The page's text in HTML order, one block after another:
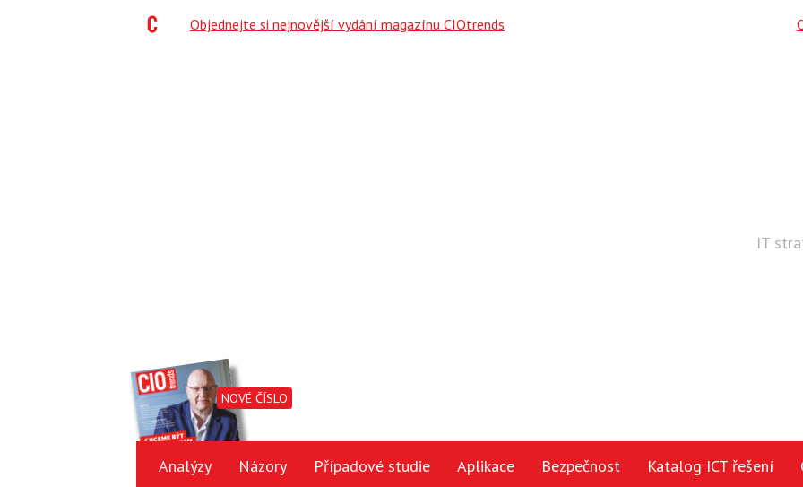
NOVÉ ČÍSLO
IT
Analýzy Názory Případové studie Aplikace Bezpečnost Katalog ICT řešení
Objednejte si nejnovější vydání magazínu CIOtrends